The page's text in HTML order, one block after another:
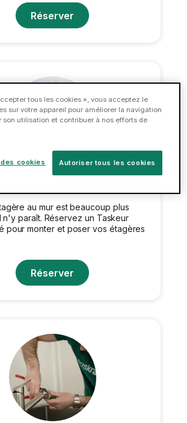
Réserver
au mur est beaucoup plus
paraît. Réservez un Taskeur
pour monter et poser vos étagères
Réserver
tous les cookies », vous acceptez le
sur votre appareil pour améliorer la navigation
son utilisation et contribuer à nos efforts de
Autoriser tous les cookies
cookies